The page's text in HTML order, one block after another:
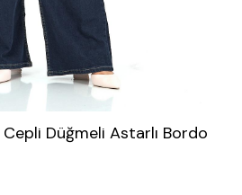
Düğmeli Astarlı Bordo